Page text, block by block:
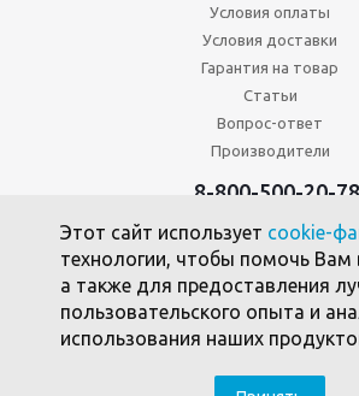
Условия оплаты
Условия доставки
Гарантия на товар
Статьи
Вопрос-ответ
Производители
8-800-500-20-78
Политика
Пользовательское
Политика использования
Этот сайт использует cookie-
технологии, чтобы помочь Вам
а также для предоставления
пользовательского опыта и
использования наших